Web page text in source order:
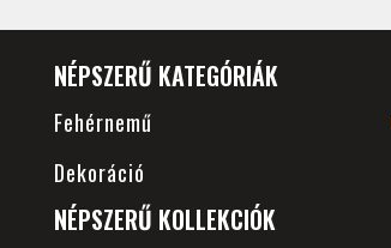
NÉPSZERŰ KATEGÓRIÁK
Fehérnemű
Dekoráció
NÉPSZERŰ KOLLEKCIÓK